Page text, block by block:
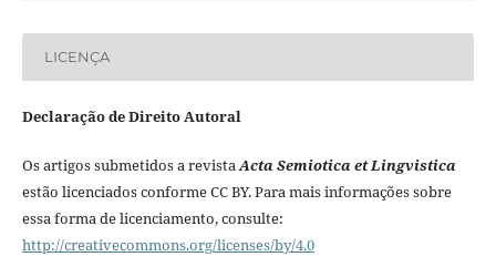
LICENÇA
Declaração de Direito Autoral
Os artigos submetidos a revistaActa Semiotica et Lingvistica
estão licenciados conforme CC BY. Para mais informações sobre
essa forma de licenciamento, consulte:
http://creativecommons.org/licenses/by/4.0